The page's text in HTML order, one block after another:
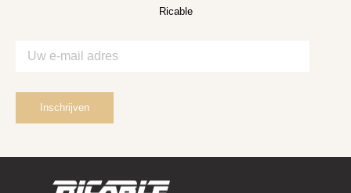
Ricable